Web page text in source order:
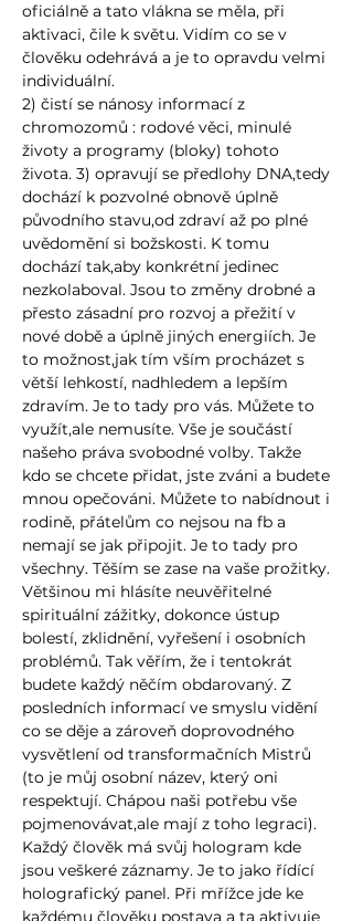
oficiálně a tato vlákna se měla, při
aktivaci, čile k světu. Vidím co se v
člověku odehrává a je to opravdu velmi
individuální.
2) čistí se nánosy informací z
chromozomů : rodové věci, minulé
životy a programy (bloky) tohoto
života. 3) opravují se předlohy DNA,tedy
dochází k pozvolné obnově úplně
původního stavu,od zdraví až po plné
uvědomění si božskosti. K tomu
dochází tak,aby konkrétní jedinec
nezkolaboval. Jsou to změny drobné a
přesto zásadní pro rozvoj a přežití v
nové době a úplně jiných energiích. Je
to možnost,jak tím vším procházet s
větší lehkostí, nadhledem a lepším
zdravím. Je to tady pro vás. Můžete to
využít,ale nemusíte. Vše je součástí
našeho práva svobodné volby. Takže
kdo se chcete přidat, jste zváni a budete
mnou opečováni. Můžete to nabídnout i
rodině, přátelům co nejsou na fb a
nemají se jak připojit. Je to tady pro
všechny. Těším se zase na vaše prožitky.
Většinou mi hlásíte neuvěřitelné
spirituální zážitky, dokonce ústup
bolestí, zklidnění, vyřešení i osobních
problémů. Tak věřím, že i tentokrát
budete každý něčím obdarovaný. Z
posledních informací ve smyslu vidění
co se děje a zároveň doprovodného
vysvětlení od transformačních Mistrů
(to je můj osobní název, který oni
respektují. Chápou naši potřebu vše
pojmenovávat,ale mají z toho legraci).
Každý člověk má svůj hologram kde
jsou veškeré záznamy. Je to jako řídící
holografický panel. Při mřížce jde ke
každému člověku postava a ta aktivuje